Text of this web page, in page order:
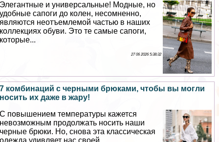
Элегантные и универсальные! Модные, но
удобные сапоги до колен, несомненно,
являются неотъемлемой частью в наших
коллекциях обуви. Это те самые сапоги,
которые...
27 06 2026 5:38:32
7 комбинаций с черными брюками, чтобы вы могли
носить их даже в жару!
С повышением температуры кажется
невозможным продолжать носить наши
черные брюки. Но, снова эта классическая